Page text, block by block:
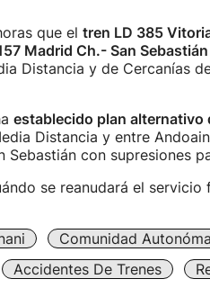
que el tren LD 385
Madrid Ch.- San Sebastián
Distancia y de Cercanías
establecido plan alternativo
Distancia y entre
Sebastián con supresiones
se reanudará el servicio
Comunidad
Accidentes De Trenes